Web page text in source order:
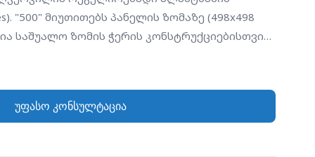
"500" მიუთითებს პანელის ზომაზე (498x498
საშუალო ზომის ჭერის კონსტრუქციებისთვის.
ჰაერის ნაკადის მიმართულების
რაც უზრუნველყოფს მაღალ ინდუქციას და
უფასო კონსულტაცია